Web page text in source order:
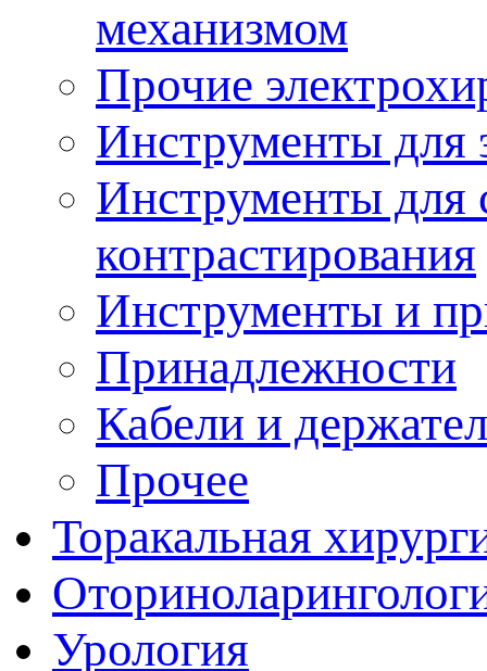
механизмом
Прочие
Инструменты для
Инструменты для
контрастирования
Инструменты и
Принадлежности
Кабели и
Прочее
Торакальная
Урология